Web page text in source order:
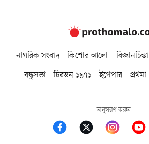
নাগরিক সংবাদ কিশোর আলো বিজ্ঞানচিন্তা
বন্ধুসভা
চিরন্তন ১৯৭১ ইপেপার প্রথমা
অনুসরণ করুন